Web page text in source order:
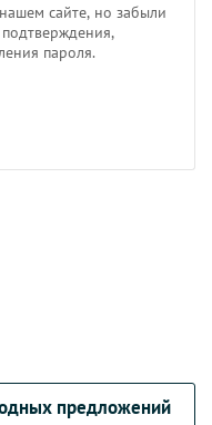
сайте, но забыли
пароля.
предложений